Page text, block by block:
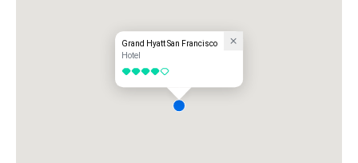
Grand Hyatt San Francisco
Hotel
4 de 5